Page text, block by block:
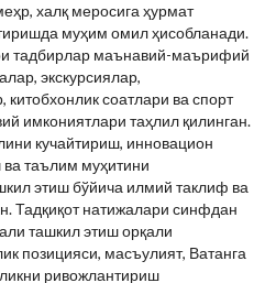
халқ меросига ҳурмат
муҳим омил ҳисобланади.
тадбирлар маънавий-маърифий
экскурсиялар,
соатлари ва спорт
имкониятлари таҳлил қилинган.
кучайтириш, инновацион
таълим муҳитини
этиш бўйича илмий таклиф ва
Тадқиқот натижалари синфдан
ташкил этиш орқали
позицияси, масъулият, Ватанга
ривожлантириш